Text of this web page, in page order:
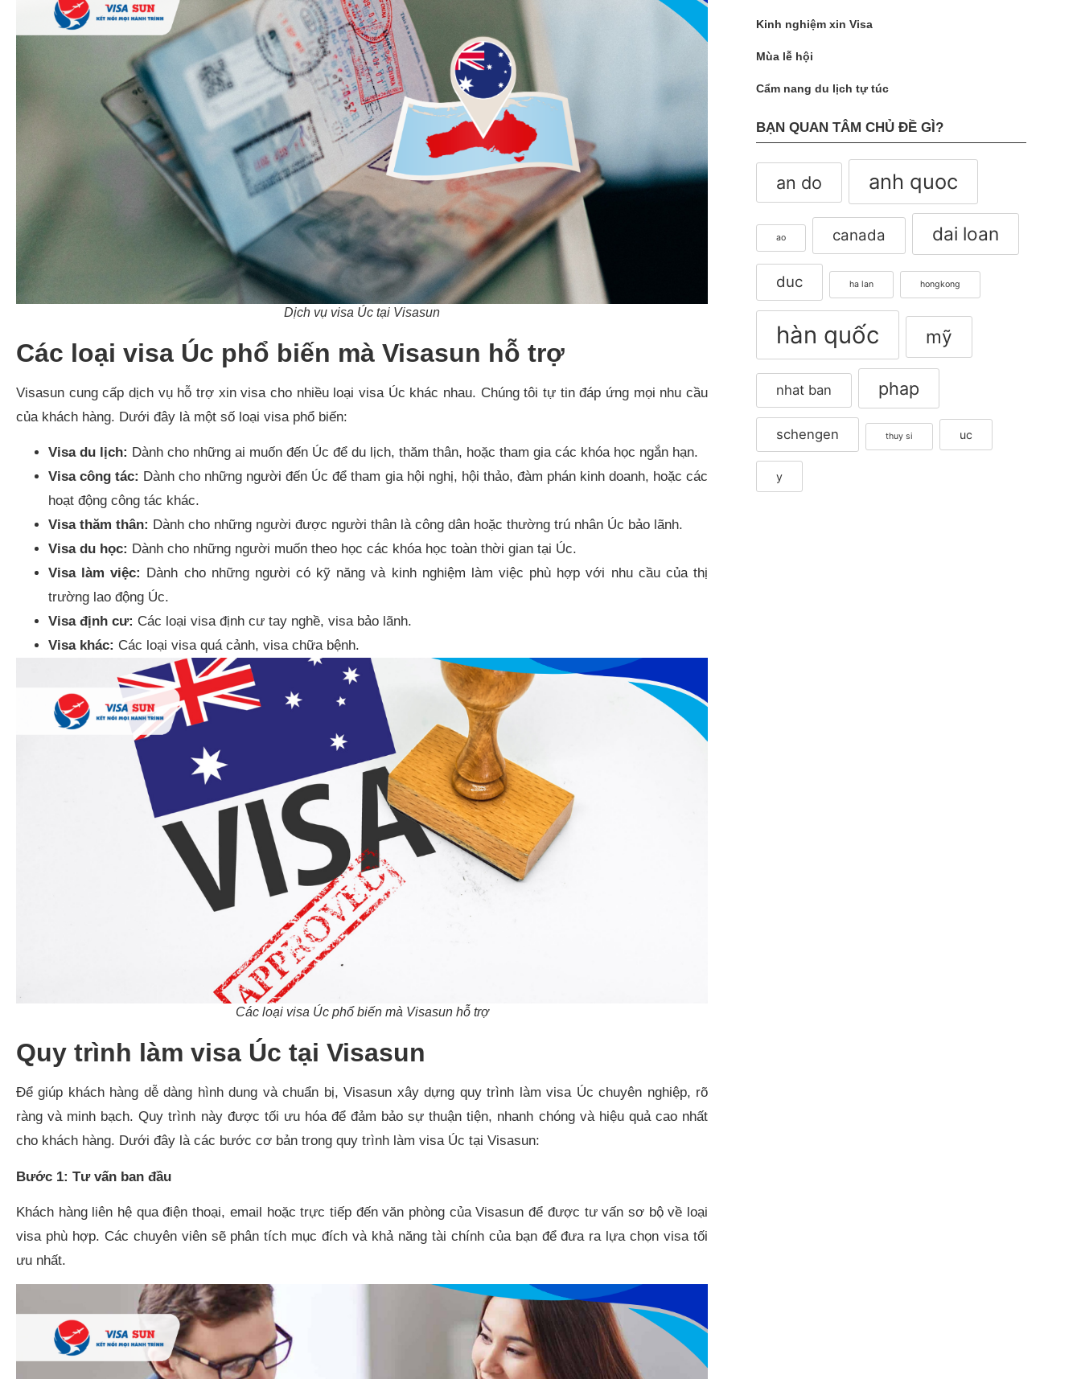
Dịch vụ visa Úc tại Visasun
Các loại visa Úc phổ biến mà Visasun hỗ trợ
Visasun cung cấp dịch vụ hỗ trợ xin visa cho nhiều loại visa Úc khác nhau. Chúng tôi tự tin đáp ứng mọi nhu cầu
của khách hàng. Dưới đây là một số loại visa phổ biến:
Visa du lịch: Dành cho những ai muốn đến Úc để du lịch, thăm thân, hoặc tham gia các khóa học ngắn hạn.
Visa công tác: Dành cho những người đến Úc để tham gia hội nghị, hội thảo, đàm phán kinh doanh, hoặc các
hoạt động công tác khác.
Visa thăm thân: Dành cho những người được người thân là công dân hoặc thường trú nhân Úc bảo lãnh.
Visa du học: Dành cho những người muốn theo học các khóa học toàn thời gian tại Úc.
Visa làm việc:
Dành cho những người có kỹ năng và kinh nghiệm làm việc phù hợp với nhu cầu của thị
trường lao động Úc.
Visa định cư: Các loại visa định cư tay nghề, visa bảo lãnh.
Visa khác: Các loại visa quá cảnh, visa chữa bệnh.
Các loại visa Úc phổ biến mà Visasun hỗ trợ
Quy trình làm visa Úc tại Visasun
Để giúp khách hàng dễ dàng hình dung và chuẩn bị, Visasun xây dựng quy trình làm visa Úc chuyên nghiệp, rõ
ràng và minh bạch. Quy trình này được tối ưu hóa để đảm bảo sự thuận tiện, nhanh chóng và hiệu quả cao nhất
cho khách hàng. Dưới đây là các bước cơ bản trong quy trình làm visa Úc tại Visasun:
Bước 1: Tư vấn ban đầu
Khách hàng liên hệ qua điện thoại, email hoặc trực tiếp đến văn phòng của Visasun để được tư vấn sơ bộ về loại
visa phù hợp. Các chuyên viên sẽ phân tích mục đích và khả năng tài chính của bạn để đưa ra lựa chọn visa tối
ưu nhất.
Kinh nghiệm xin Visa
Mùa lễ hội
Cẩm nang du lịch tự túc
BẠN QUAN TÂM CHỦ ĐỀ GÌ?
an do anh quoc
ao canada dai loan
duc ha lan hongkong
hàn quốc mỹ
nhat ban phap
schengen thuy si uc
y